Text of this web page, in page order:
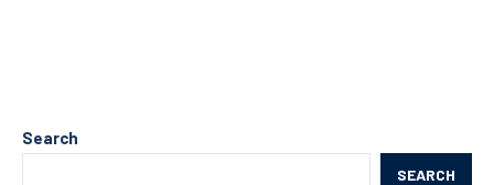
Search
SEARCH